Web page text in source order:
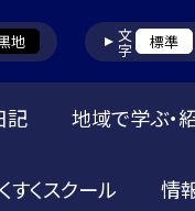
地 文字 標準
記 地域で学ぶ・
すくスクール 情